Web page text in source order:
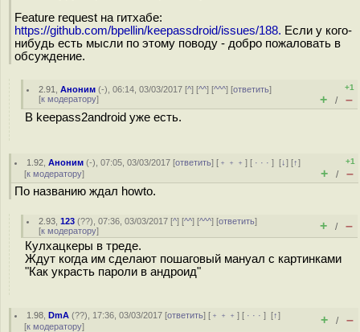
Feature request на гитхабе:
https://github.com/bpellin/keepassdroid/issues/188. Если у кого-
нибудь есть мысли по этому поводу - добро пожаловать в
обсуждение.
2.91 ,Аноним (-), 06:14, 03/03/2017 [^] [^^] [^^^] [ответить]
[к модератору]
+1
+ / –
В keepass2android уже есть.
1.92 ,Аноним (-), 07:05, 03/03/2017 [ответить] [ ﹢﹢﹢] [ · · ·][↓] [↑]
[к модератору]
+1
+ / –
По названию ждал howto.
2.93 ,123 (??), 07:36, 03/03/2017 [^] [^^] [^^^] [ответить]
[к модератору] + / –
Кулхацкеры в треде.
Ждут когда им сделают пошаговый мануал с картинками
"Как украсть пароли в андроид"
1.98 ,DmA (??), 17:36, 03/03/2017 [ответить] [ ﹢﹢﹢] [ · · ·][↑]
[к модератору] + / –